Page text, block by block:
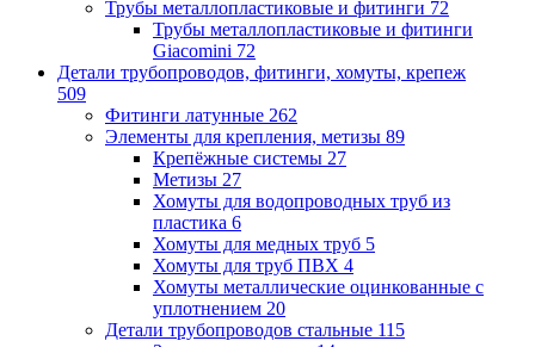
Трубы металлопластиковые и фитинги 72
Трубы металлопластиковые и фитинги
Giacomini 72
Детали трубопроводов, фитинги, хомуты, крепеж
509
Фитинги латунные 262
Элементы для крепления, метизы 89
Крепёжные системы 27
Метизы 27
Хомуты для водопроводных труб из
пластика 6
Хомуты для медных труб 5
Хомуты для труб ПВХ 4
Хомуты металлические оцинкованные с
уплотнением 20
Детали трубопроводов стальные 115